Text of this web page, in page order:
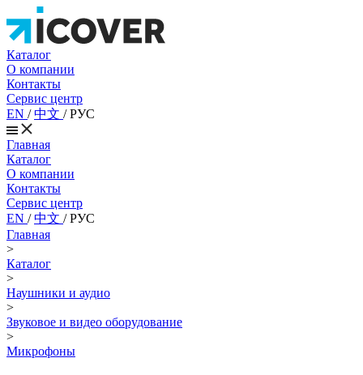
Каталог
О компании
Контакты
Сервис центр
EN /中文 /РУС
Главная
Каталог
О компании
Контакты
Сервис центр
EN /中文 /РУС
Главная
>
Каталог
>
Наушники и аудио
>
Звуковое и видео оборудование
>
Микрофоны